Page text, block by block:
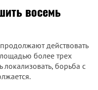
восемь
действовать
более трех
локализовать, борьба с